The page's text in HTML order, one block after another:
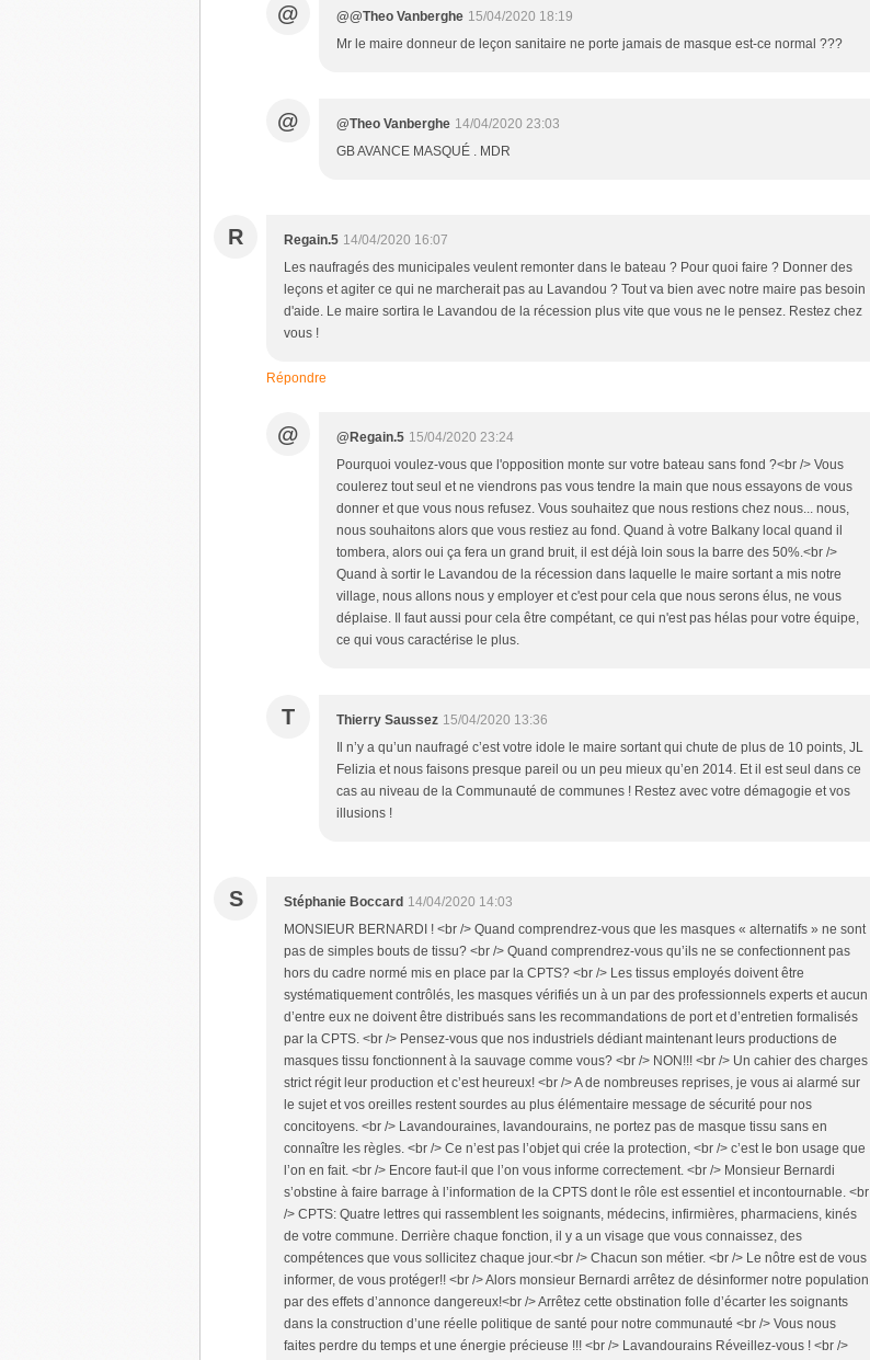
@ @@Theo Vanberghe 15/04/2020 18:19
Mr le maire donneur de leçon sanitaire ne porte jamais de masque est-ce normal ???
@ @Theo Vanberghe 14/04/2020 23:03
GB AVANCE MASQUÉ . MDR
R Regain.5 14/04/2020 16:07
Les naufragés des municipales veulent remonter dans le bateau ? Pour quoi faire ? Donner des
leçons et agiter ce qui ne marcherait pas au Lavandou ? Tout va bien avec notre maire pas besoin
d'aide. Le maire sortira le Lavandou de la récession plus vite que vous ne le pensez. Restez chez
vous !
Répondre
@ @Regain.5 15/04/2020 23:24
Pourquoi voulez-vous que l'opposition monte sur votre bateau sans fond ?<br /> Vous
coulerez tout seul et ne viendrons pas vous tendre la main que nous essayons de vous
donner et que vous nous refusez. Vous souhaitez que nous restions chez nous... nous,
nous souhaitons alors que vous restiez au fond. Quand à votre Balkany local quand il
tombera, alors oui ça fera un grand bruit, il est déjà loin sous la barre des 50%.<br />
Quand à sortir le Lavandou de la récession dans laquelle le maire sortant a mis notre
village, nous allons nous y employer et c'est pour cela que nous serons élus, ne vous
déplaise. Il faut aussi pour cela être compétant, ce qui n'est pas hélas pour votre équipe,
ce qui vous caractérise le plus.
T Thierry Saussez 15/04/2020 13:36
Il n’y a qu’un naufragé c’est votre idole le maire sortant qui chute de plus de 10 points, JL
Felizia et nous faisons presque pareil ou un peu mieux qu’en 2014. Et il est seul dans ce
cas au niveau de la Communauté de communes ! Restez avec votre démagogie et vos
illusions !
S Stéphanie Boccard‎ 14/04/2020 14:03
MONSIEUR BERNARDI ! <br /> Quand comprendrez-vous que les masques « alternatifs » ne sont
pas de simples bouts de tissu? <br /> Quand comprendrez-vous qu’ils ne se confectionnent pas
hors du cadre normé mis en place par la CPTS? <br /> Les tissus employés doivent être
systématiquement contrôlés, les masques vérifiés un à un par des professionnels experts et aucun
d’entre eux ne doivent être distribués sans les recommandations de port et d’entretien formalisés
par la CPTS. <br /> Pensez-vous que nos industriels dédiant maintenant leurs productions de
masques tissu fonctionnent à la sauvage comme vous? <br /> NON!!! <br /> Un cahier des charges
strict régit leur production et c’est heureux! <br /> A de nombreuses reprises, je vous ai alarmé sur
le sujet et vos oreilles restent sourdes au plus élémentaire message de sécurité pour nos
concitoyens. <br /> Lavandouraines, lavandourains, ne portez pas de masque tissu sans en
connaître les règles. <br /> Ce n’est pas l’objet qui crée la protection, <br /> c’est le bon usage que
l’on en fait. <br /> Encore faut-il que l’on vous informe correctement. <br /> Monsieur Bernardi
s’obstine à faire barrage à l’information de la CPTS dont le rôle est essentiel et incontournable. <br
/> CPTS: Quatre lettres qui rassemblent les soignants, médecins, infirmières, pharmaciens, kinés
de votre commune. Derrière chaque fonction, il y a un visage que vous connaissez, des
compétences que vous sollicitez chaque jour.<br /> Chacun son métier. <br /> Le nôtre est de vous
informer, de vous protéger!! <br /> Alors monsieur Bernardi arrêtez de désinformer notre population
par des effets d’annonce dangereux!<br /> Arrêtez cette obstination folle d’écarter les soignants
dans la construction d’une réelle politique de santé pour notre communauté <br /> Vous nous
faites perdre du temps et une énergie précieuse !!! <br /> Lavandourains Réveillez-vous ! <br />